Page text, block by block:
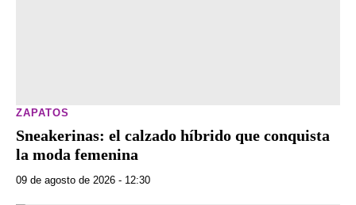
ZAPATOS
Sneakerinas: el calzado híbrido que conquista
la moda femenina
09 de agosto de 2026 - 12:30